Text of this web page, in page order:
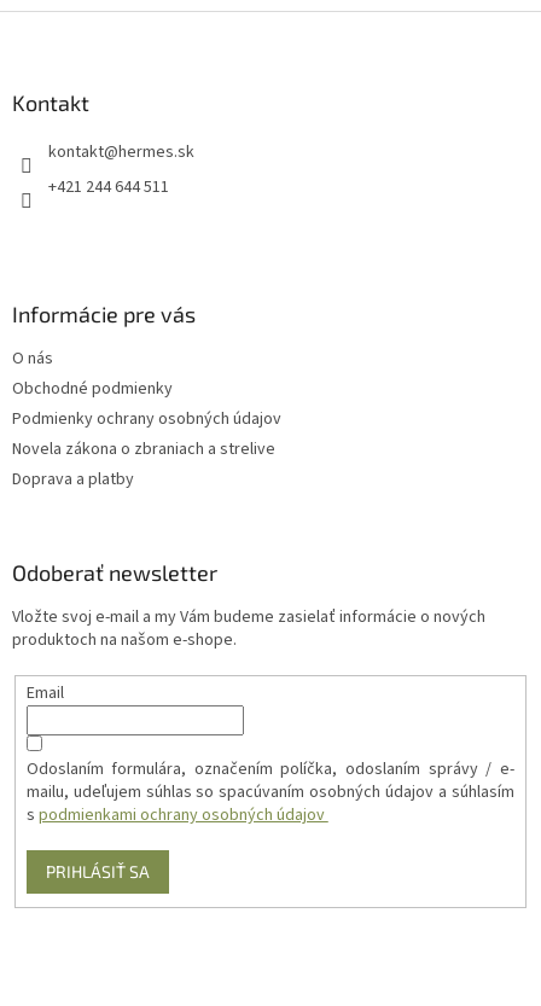
Kontakt
kontakt@hermes.sk
+421 244 644 511
Informácie pre vás
O nás
Obchodné podmienky
Podmienky ochrany osobných údajov
Novela zákona o zbraniach a strelive
Doprava a platby
Odoberať newsletter
Vložte svoj e-mail a my Vám budeme zasielať informácie o nových
produktoch na našom e-shope.
Email
Odoslaním formulára, označením políčka, odoslaním správy / e-
mailu, udeľujem súhlas so spacúvaním osobných údajov a súhlasím
s podmienkami ochrany osobných údajov
PRIHLÁSIŤ SA